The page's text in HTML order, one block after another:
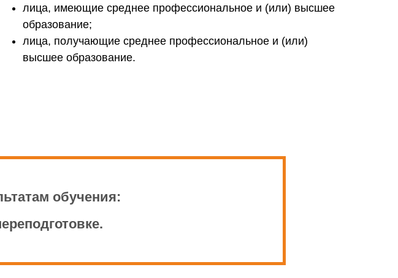
лица, имеющие среднее профессиональное и (или) высшее
образование;
лица, получающие среднее профессиональное и (или)
высшее образование.
обучения: